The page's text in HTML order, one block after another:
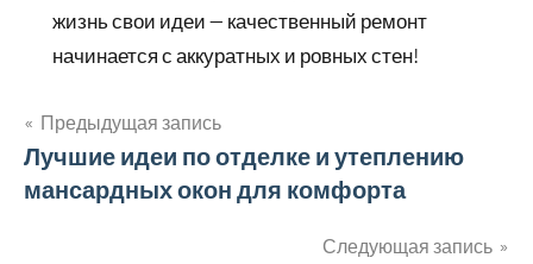
жизнь свои идеи — качественный ремонт
начинается с аккуратных и ровных стен!
Навигация
по
Предыдущая запись
Лучшие идеи по отделке и утеплению
мансардных окон для комфорта
Следующая запись